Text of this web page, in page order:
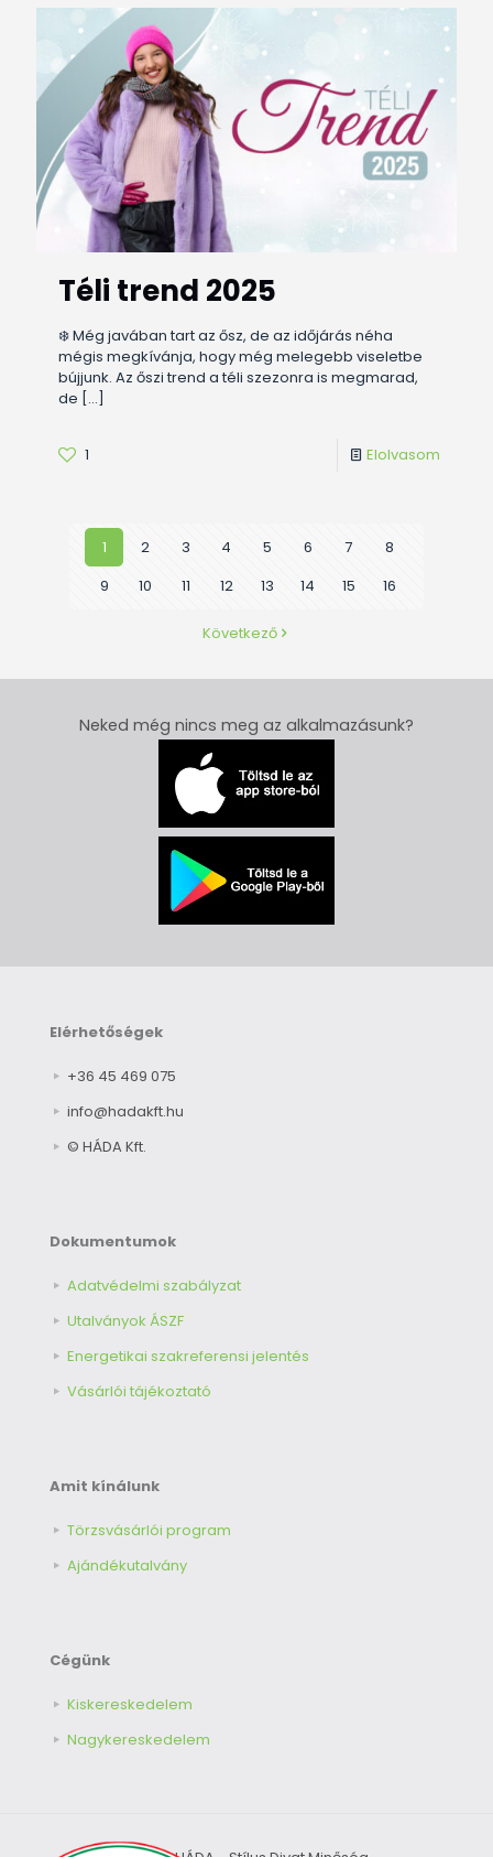
Téli trend 2025
❄️ Még javában tart az ősz, de az időjárás néha
mégis megkívánja, hogy még melegebb viseletbe
bújjunk. Az őszi trend a téli szezonra is megmarad,
de […]
1 Elolvasom
1 2 3 4 5 6 7
8
9
10 11 12 13 14 15 16
Következő
Neked még nincs meg az alkalmazásunk?
Elérhetőségek
+36 45 469 075
info@hadakft.hu
© HÁDA Kft.
Dokumentumok
Adatvédelmi szabályzat
Utalványok ÁSZF
Energetikai szakreferensi jelentés
Vásárlói tájékoztató
Amit kínálunk
Törzsvásárlói program
Ajándékutalvány
Cégünk
Kiskereskedelem
Nagykereskedelem